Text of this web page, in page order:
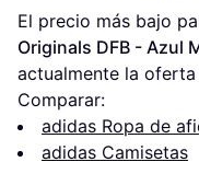
El precio más bajo
Originals DFB - Azul
actualmente la
Comparar:
adidas Ropa de
adidas Camisetas